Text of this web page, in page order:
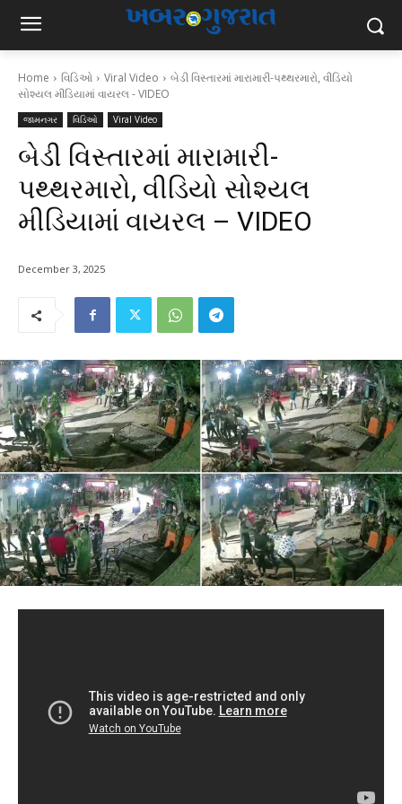
Home વિડિઓ Viral Video
બેડી વિસ્તારમાં મારામારી-પથ્થરમારો, વીડિયો
સોશ્યલ મીડિયામાં વાયરલ - VIDEO
જામનગર વિડિઓ Viral Video
બેડી વિસ્તારમાં મારામારી-
પથ્થરમારો, વીડિયો સોશ્યલ
મીડિયામાં વાયરલ – VIDEO
December 3, 2025